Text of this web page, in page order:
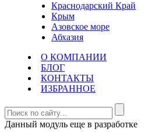
Краснодарский Край
Крым
Азовское море
Абхазия
О КОМПАНИИ
БЛОГ
КОНТАКТЫ
ИЗБРАННОЕ
Данный модуль еще в разработке